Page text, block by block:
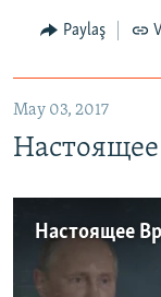
Paylaş
May 03, 2017
Настоящее